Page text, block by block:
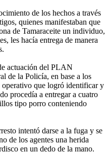
de los hechos a través
quienes manifestaban que
de Tamaraceite un individuo,
les hacía entrega de manera
actuación del PLAN
de la Policía, en base a los
operativo que logró identificar y
procedía a entregar a cuatro
tipo porro conteniendo
intentó darse a la fuga y se
de los agentes una herida
en un dedo de la mano.